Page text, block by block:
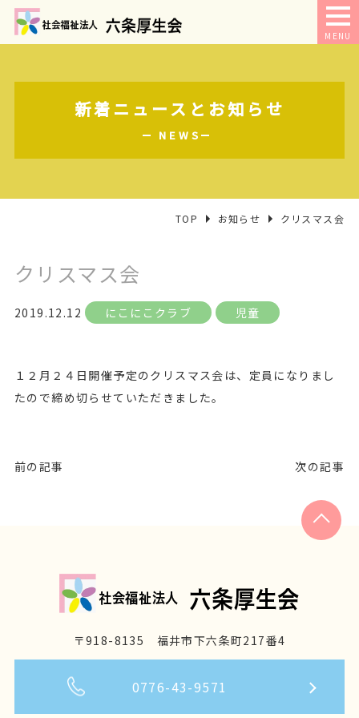
MENU
新着ニュースとお知らせ
NEWS
TOP お知らせ クリスマス会
クリスマス会
2019.12.12 にこにこクラブ 児童
１２月２４日開催予定のクリスマス会は、定員になりまし
たので締め切らせていただきました。
前の記事 次の記事
〒918-8135 福井市下六条町217番4
0776-43-9571